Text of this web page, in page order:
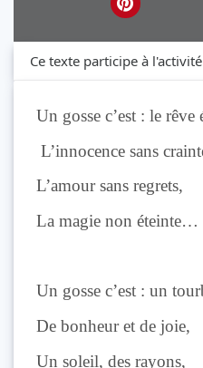
Ce texte participe à
Un gosse c’est : le rêve
L’innocence sans
L’amour sans regrets,
La magie non éteinte…
Un gosse c’est : un
De bonheur et de joie,
Un soleil, des rayons,